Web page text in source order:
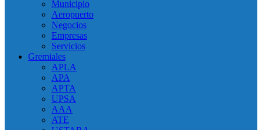
Municipio
Aeropuerto
Negocios
Empresas
Servicios
Gremiales
APLA
APA
APTA
UPSA
AAA
ATE